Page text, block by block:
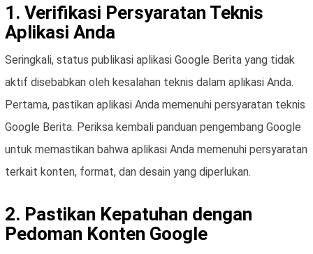
1. Verifikasi Persyaratan Teknis
Aplikasi Anda
Seringkali, status publikasi aplikasi Google Berita yang tidak
aktif disebabkan oleh kesalahan teknis dalam aplikasi Anda.
Pertama, pastikan aplikasi Anda memenuhi persyaratan teknis
Google Berita. Periksa kembali panduan pengembang Google
untuk memastikan bahwa aplikasi Anda memenuhi persyaratan
terkait konten, format, dan desain yang diperlukan.
2. Pastikan Kepatuhan dengan
Pedoman Konten Google